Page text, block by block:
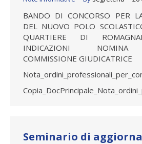
BANDO DI CONCORSO PER
DEL NUOVO POLO
QUARTIERE DI
INDICAZIONI NOMINA
COMMISSIONE GIUDICATRICE
Seminario di